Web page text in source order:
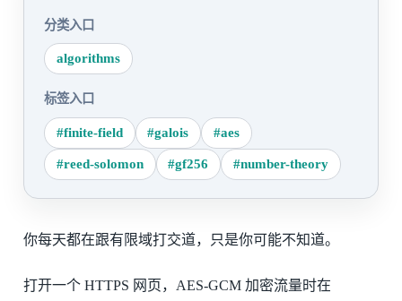
分类入口
algorithms
标签入口
#finite-field #galois #aes
#reed-solomon #gf256 #number-theory
你每天都在跟有限域打交道，只是你可能不知道。
打开一个 HTTPS 网页，AES-GCM 加密流量时在